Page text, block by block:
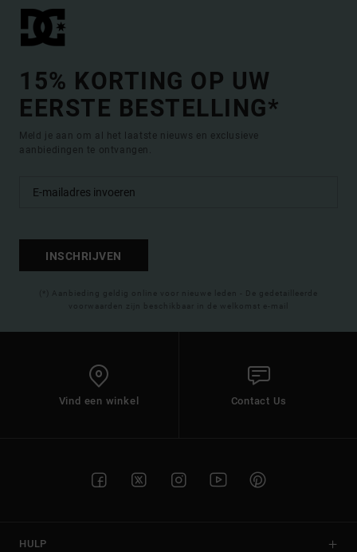
15% KORTING OP UW
EERSTE BESTELLING*
Meld je aan om al het laatste nieuws en exclusieve
aanbiedingen te ontvangen.
INSCHRIJVEN
(*) Aanbieding geldig online voor nieuwe leden - De gedetailleerde
voorwaarden zijn beschikbaar in de welkomst e-mail
Vind een winkel Contact Us
HULP